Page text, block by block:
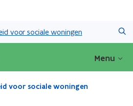
naar
gaan
voor sociale woningen
Menu
voor sociale woningen